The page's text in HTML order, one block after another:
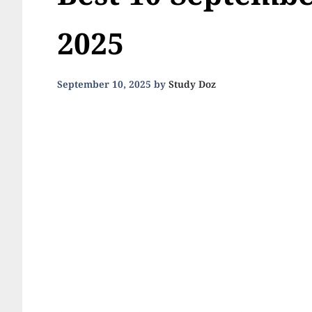
2025
September 10, 2025 byStudy Doz